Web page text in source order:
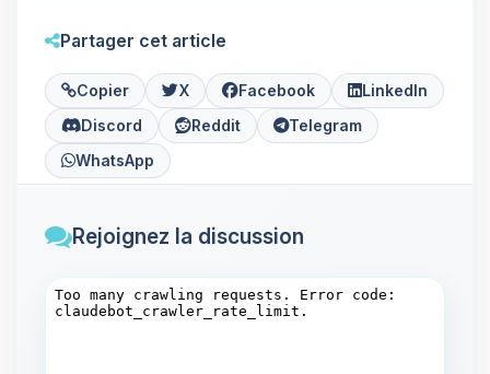
Partager cet article
Copier X Facebook
LinkedIn
Discord
Reddit
Telegram
WhatsApp
Rejoignez la discussion